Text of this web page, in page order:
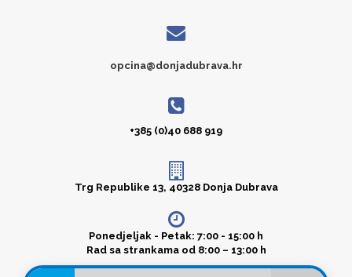
opcina@donjadubrava.hr
+385 (0)40 688 919
Trg Republike 13, 40328 Donja Dubrava
Ponedjeljak - Petak: 7:00 - 15:00 h
Rad sa strankama od 8:00 – 13:00 h